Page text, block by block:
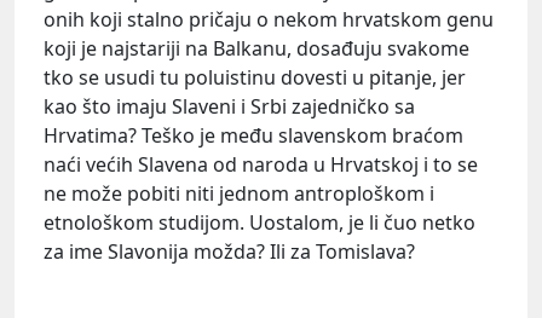
onih koji stalno pričaju o nekom hrvatskom genu
koji je najstariji na Balkanu, dosađuju svakome
tko se usudi tu poluistinu dovesti u pitanje, jer
kao što imaju Slaveni i Srbi zajedničko sa
Hrvatima? Teško je među slavenskom braćom
naći većih Slavena od naroda u Hrvatskoj i to se
ne može pobiti niti jednom antroploškom i
etnološkom studijom. Uostalom, je li čuo netko
za ime Slavonija možda? Ili za Tomislava?